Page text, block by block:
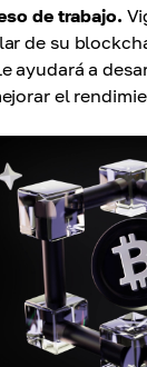
de trabajo.
de su
ayudará a
el